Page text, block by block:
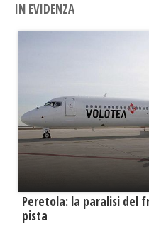
IN EVIDENZA
Peretola: la paralisi del
pista